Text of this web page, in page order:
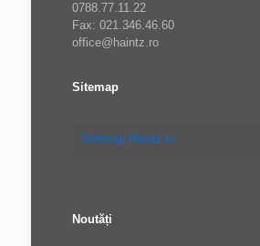
0788.77.11.22
Fax: 021.346.46.60
office@haintz.ro
Sitemap
Sitemap Haintz.ro
Noutăți